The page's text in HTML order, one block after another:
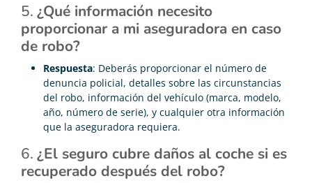
5. ¿Qué información necesito
proporcionar a mi aseguradora en caso
de robo?
Respuesta: Deberás proporcionar el número de
denuncia policial, detalles sobre las circunstancias
del robo, información del vehículo (marca, modelo,
año, número de serie), y cualquier otra información
que la aseguradora requiera.
6. ¿El seguro cubre daños al coche si es
recuperado después del robo?